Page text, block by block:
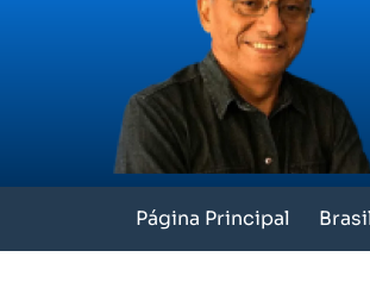
Página Principal